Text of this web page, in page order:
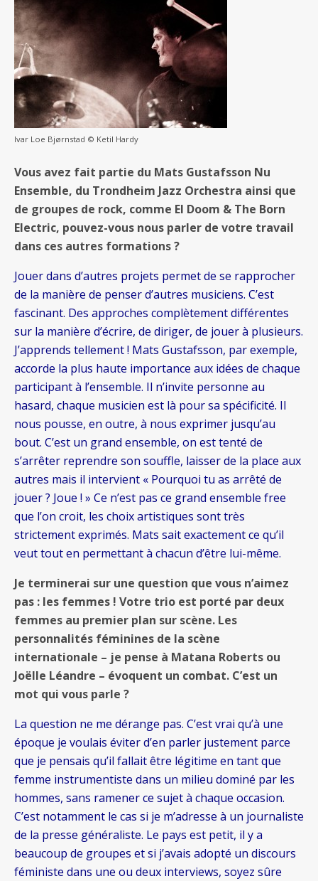
Ivar Loe Bjørnstad © Ketil Hardy
Vous avez fait partie du Mats Gustafsson Nu
Ensemble, du Trondheim Jazz Orchestra ainsi que
de groupes de rock, comme El Doom & The Born
Electric, pouvez-vous nous parler de votre travail
dans ces autres formations ?
Jouer dans d’autres projets permet de se rapprocher
de la manière de penser d’autres musiciens. C’est
fascinant. Des approches complètement différentes
sur la manière d’écrire, de diriger, de jouer à plusieurs.
J’apprends tellement ! Mats Gustafsson, par exemple,
accorde la plus haute importance aux idées de chaque
participant à l’ensemble. Il n’invite personne au
hasard, chaque musicien est là pour sa spécificité. Il
nous pousse, en outre, à nous exprimer jusqu’au
bout. C’est un grand ensemble, on est tenté de
s’arrêter reprendre son souffle, laisser de la place aux
autres mais il intervient « Pourquoi tu as arrêté de
jouer ? Joue ! » Ce n’est pas ce grand ensemble free
que l’on croit, les choix artistiques sont très
strictement exprimés. Mats sait exactement ce qu’il
veut tout en permettant à chacun d’être lui-même.
Je terminerai sur une question que vous n’aimez
pas : les femmes ! Votre trio est porté par deux
femmes au premier plan sur scène. Les
personnalités féminines de la scène
internationale – je pense à Matana Roberts ou
Joëlle Léandre – évoquent un combat. C’est un
mot qui vous parle ?
La question ne me dérange pas. C’est vrai qu’à une
époque je voulais éviter d’en parler justement parce
que je pensais qu’il fallait être légitime en tant que
femme instrumentiste dans un milieu dominé par les
hommes, sans ramener ce sujet à chaque occasion.
C’est notamment le cas si je m’adresse à un journaliste
de la presse généraliste. Le pays est petit, il y a
beaucoup de groupes et si j’avais adopté un discours
féministe dans une ou deux interviews, soyez sûre